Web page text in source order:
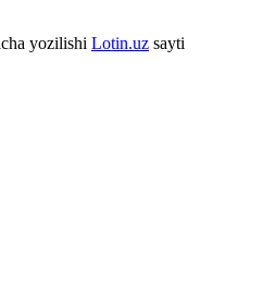
yozilishi Lotin.uz sayti